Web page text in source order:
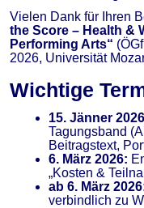
Vielen Dank für Ihren
the Score – Health &
Performing Arts“
2026, Universität
Wichtige
15. Jänner
Tagungsband
Beitragstext,
6. März 2026:
„Kosten &
ab 6. März
verbindlich zu